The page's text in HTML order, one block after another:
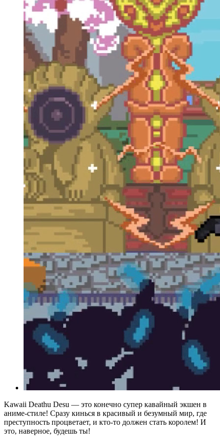
Kawaii Deathu Desu — это конечно супер кавайный экшен в
аниме-стиле! Сразу кинься в красивый и безумный мир, где
преступность процветает, и кто-то должен стать королем! И
это, наверное, будешь ты!